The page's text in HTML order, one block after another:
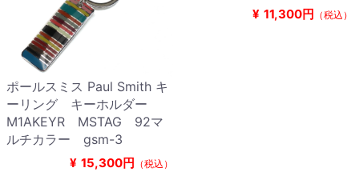
ポールスミス Paul Smith キ
ーリング キーホルダー
M1AKEYR MSTAG 92マ
ルチカラー gsm-3
¥ 15,300円 （税込）
¥ 11,300円 （税込）